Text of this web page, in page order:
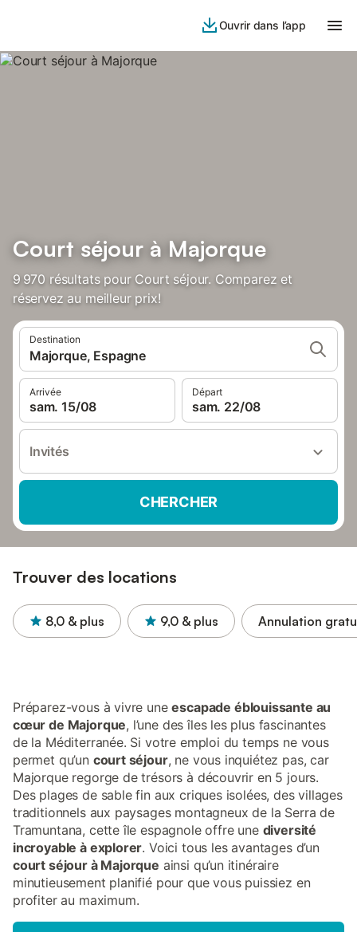
Ouvrir dans l’app
Court séjour à Majorque
9 970 résultats pour Court séjour. Comparez et
réservez au meilleur prix!
Destination
Majorque, Espagne
Arrivée
sam. 15/08
Départ
sam. 22/08
Invités
CHERCHER
Trouver des locations
8,0 & plus 9,0 & plus Annulation
Préparez-vous à vivre uneescapade éblouissante au
cœur de Majorque, l’une des îles les plus fascinantes
de la Méditerranée. Si votre emploi du temps ne vous
permet qu’un court séjour, ne vous inquiétez pas, car
Majorque regorge de trésors à découvrir en 5 jours.
Des plages de sable fin aux criques isolées, des villages
traditionnels aux paysages montagneux de la Serra de
Tramuntana, cette île espagnole offre une diversité
incroyable à explorer. Voici tous les avantages d’un
court séjour à Majorque ainsi qu’un itinéraire
minutieusement planifié pour que vous puissiez en
profiter au maximum.